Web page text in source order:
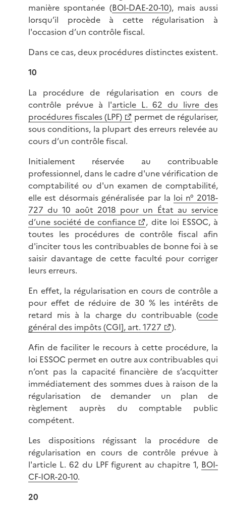
manière spontanée (BOI-DAE-20-10), mais aussi
lorsqu’il procède à cette régularisation à
l'occasion d’un contrôle fiscal.
Dans ce cas, deux procédures distinctes existent.
10
La procédure de régularisation en cours de
contrôle prévue à l'article L. 62 du livre des
procédures fiscales (LPF)
permet de régulariser,
sous conditions, la plupart des erreurs relevée au
cours d’un contrôle fiscal.
Initialement réservée au contribuable
professionnel, dans le cadre d'une vérification de
comptabilité ou d'un examen de comptabilité,
elle est désormais généralisée par la loi n° 2018-
727 du 10 août 2018 pour un État au service
d’une société de confiance
, dite loi ESSOC, à
toutes les procédures de contrôle fiscal afin
d'inciter tous les contribuables de bonne foi à se
saisir davantage de cette faculté pour corriger
leurs erreurs.
En effet, la régularisation en cours de contrôle a
pour effet de réduire de 30 % les intérêts de
retard mis à la charge du contribuable (code
général des impôts (CGI], art. 1727
).
Afin de faciliter le recours à cette procédure, la
loi ESSOC permet en outre aux contribuables qui
n’ont pas la capacité financière de s’acquitter
immédiatement des sommes dues à raison de la
régularisation de demander un plan de
règlement auprès du comptable public
compétent.
Les dispositions régissant la procédure de
régularisation en cours de contrôle prévue à
l'article L. 62 du LPF figurent au chapitre 1, BOI-
CF-IOR-20-10.
20